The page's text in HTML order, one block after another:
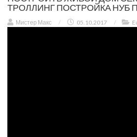
ТРОЛЛИНГ ПОСТРОЙКА НУБ
Мистер Макс / 05.10.2017 /